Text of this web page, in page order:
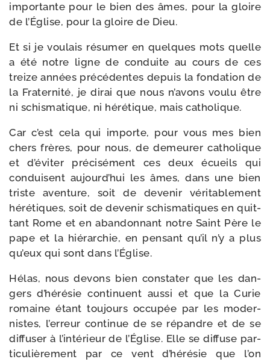
impor­tante pour le bien des âmes, pour la gloire
de l’Église, pour la gloire de Dieu.
Et si je vou­lais résu­mer en quelques mots quelle
a été notre ligne de conduite au cours de ces
treize années pré­cé­dentes depuis la fon­da­tion de
la Fraternité, je dirai que nous n’avons vou­lu être
ni schis­ma­tique, ni héré­tique, mais catholique.
Car c’est cela qui importe, pour vous mes bien
chers frères, pour nous, de demeu­rer catho­lique
et d’éviter pré­ci­sé­ment ces deux écueils qui
conduisent aujourd’hui les âmes, dans une bien
triste aven­ture, soit de deve­nir véri­ta­ble­ment
héré­tiques, soit de deve­nir schis­ma­tiques en quit­
tant Rome et en aban­don­nant notre Saint Père le
pape et la hié­rar­chie, en pen­sant qu’il n’y a plus
qu’eux qui sont dans l’Église.
Hélas, nous devons bien consta­ter que les dan­
gers d’hérésie conti­nuent aus­si et que la Curie
romaine étant tou­jours occu­pée par les moder­
nistes, l’erreur conti­nue de se répandre et de se
dif­fu­ser à l’intérieur de l’Église. Elle se dif­fuse par­
ti­cu­liè­re­ment par ce vent d’hérésie que l’on